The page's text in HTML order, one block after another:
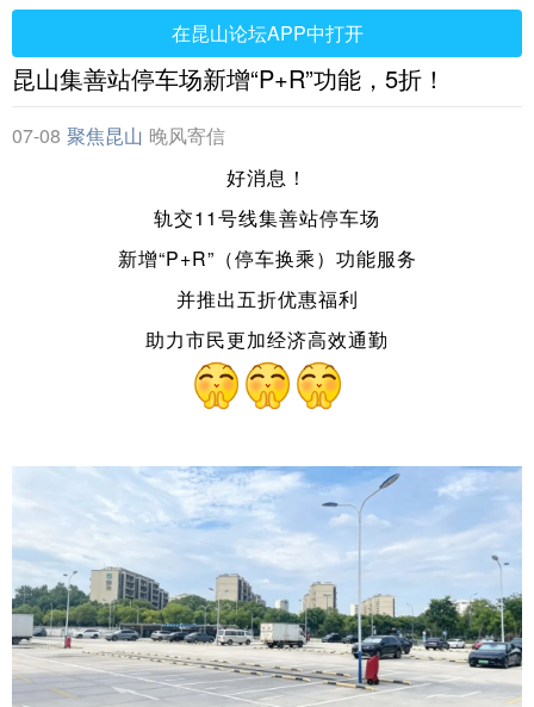
在昆山论坛APP中打开
昆山集善站停车场新增“P+R”功能，5折！
07-08 聚焦昆山 晚风寄信
好消息！
轨交11号线集善站停车场
新增“P+R”（停车换乘）功能服务
并推出五折优惠福利
助力市民更加经济高效通勤